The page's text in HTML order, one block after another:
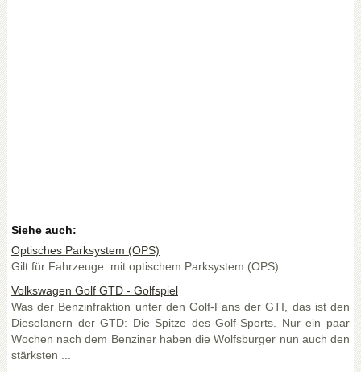
Siehe auch:
Optisches Parksystem (OPS)
Gilt für Fahrzeuge: mit optischem Parksystem (OPS) ...
Volkswagen Golf GTD - Golfspiel
Was der Benzinfraktion unter den Golf-Fans der GTI, das ist den
Dieselanern der GTD: Die Spitze des Golf-Sports. Nur ein paar
Wochen nach dem Benziner haben die Wolfsburger nun auch den
stärksten ...